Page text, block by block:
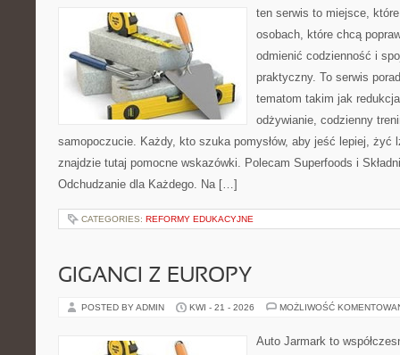
ten serwis to miejsce,
osobach, które chcą
odmienić codzienność i
praktyczny. To serwis
tematom takim jak
odżywianie, codzienny
samopoczucie. Każdy, kto szuka pomysłów, aby jeść lepiej, żyć
znajdzie tutaj pomocne wskazówki. Polecam Superfoods i
Odchudzanie dla Każdego. Na […]
CATEGORIES: REFORMY EDUKACYJNE
GIGANCI Z EUROPY
POSTED BY ADMIN KWI - 21 - 2026 MOŻLIWOŚĆ
Auto Jarmark to